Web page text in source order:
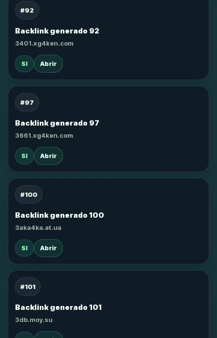
#92
Backlink generado 92
3401.xg4ken.com
SI Abrir
#97
Backlink generado 97
3661.xg4ken.com
SI Abrir
#100
Backlink generado 100
3aka4ka.at.ua
SI Abrir
#101
Backlink generado 101
3db.moy.su